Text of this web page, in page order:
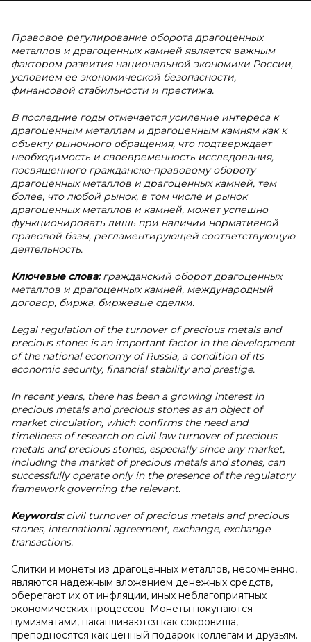
Правовое регулирование оборота драгоценных
металлов и драгоценных камней является важным
фактором развития национальной экономики России,
условием ее экономической безопасности,
финансовой стабильности и престижа.
В последние годы отмечается усиление интереса к
драгоценным металлам и драгоценным камням как к
объекту рыночного обращения, что подтверждает
необходимость и своевременность исследования,
посвященного гражданско-правовому обороту
драгоценных металлов и драгоценных камней, тем
более, что любой рынок, в том числе и рынок
драгоценных металлов и камней, может успешно
функционировать лишь при наличии нормативной
правовой базы, регламентирующей соответствующую
деятельность.
Ключевые слова:гражданский оборот драгоценных
металлов и драгоценных камней, международный
договор, биржа, биржевые сделки.
Legal regulation of the turnover of precious metals and
precious stones is an important factor in the development
of the national economy of Russia, a condition of its
economic security, financial stability and prestige.
In recent years, there has been a growing interest in
precious metals and precious stones as an object of
market circulation, which confirms the need and
timeliness of research on civil law turnover of precious
metals and precious stones, especially since any market,
including the market of precious metals and stones, can
successfully operate only in the presence of the regulatory
framework governing the relevant.
Keywords:civil turnover of precious metals and precious
stones, international agreement, exchange, exchange
transactions.
Слитки и монеты из драгоценных металлов, несомненно,
являются надежным вложением денежных средств,
оберегают их от инфляции, иных неблагоприятных
экономических процессов. Монеты покупаются
нумизматами, накапливаются как сокровища,
преподносятся как ценный подарок коллегам и друзьям.